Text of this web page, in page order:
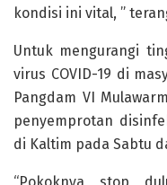
kondisi ini vital, ”
Untuk mengurangi
virus COVID-19 di
Pangdam VI
penyemprotan
di Kaltim pada Sabtu